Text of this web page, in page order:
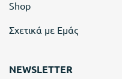
Shop
Σχετικά με Εμάς
NEWSLETTER